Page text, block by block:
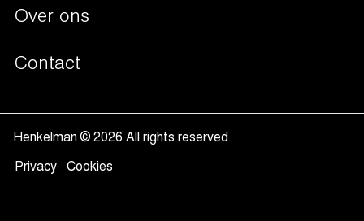
Valuta en documenten
Soft air
Sous-vide koken
Over ons
Contact
Henkelman © 2026 All rights reserved
Privacy Cookies